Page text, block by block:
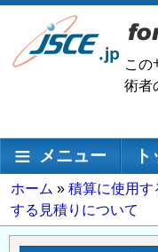
メ
ン
動
この
術者
メインナビゲーショ
メニュー
パ
ン
く
ホーム 積算に使用す
する見積りについて